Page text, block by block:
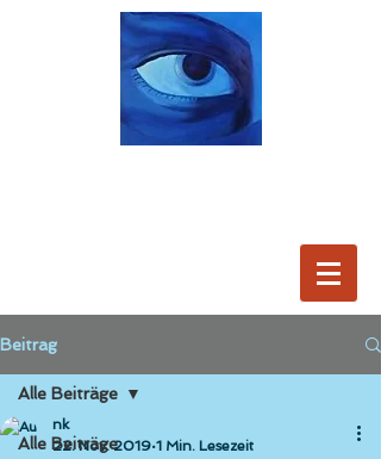
Beitrag
Alle Beiträge
Alle Beiträge
nk
22. Nov. 2019 1 Min. Lesezeit